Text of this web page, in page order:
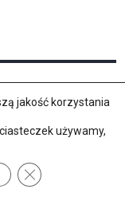
MATI
jakość korzystania
używamy,
Zamknij panel